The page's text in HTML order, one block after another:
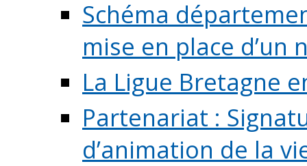
Schéma
mise en place d’un
La Ligue Bretagne
Partenariat :
d’animation de la